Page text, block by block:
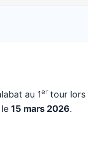
au 1er tour lors
15 mars 2026.